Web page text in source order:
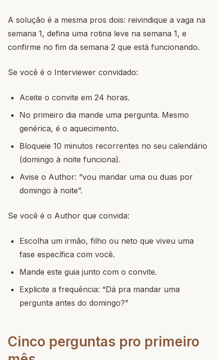
A solução é a mesma pros dois: reivindique a vaga na
semana 1, defina uma rotina leve na semana 1, e
confirme no fim da semana 2 que está funcionando.
Se você é o Interviewer convidado:
Aceite o convite em 24 horas.
No primeiro dia mande uma pergunta. Mesmo
genérica, é o aquecimento.
Bloqueie 10 minutos recorrentes no seu calendário
(domingo à noite funciona).
Avise o Author: “vou mandar uma ou duas por
domingo à noite”.
Se você é o Author que convida:
Escolha um irmão, filho ou neto que viveu uma
fase específica com você.
Mande este guia junto com o convite.
Explicite a frequência: “Dá pra mandar uma
pergunta antes do domingo?”
Cinco perguntas pro primeiro